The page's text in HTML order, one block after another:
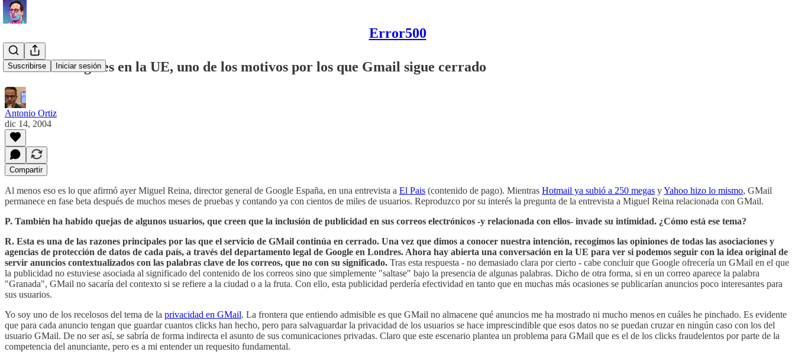
Error500
Suscribirse Iniciar sesión
Problemas legales en la UE, uno de los motivos por los que Gmail sigue cerrado
Antonio Ortiz
dic 14, 2004
Compartir
Al menos eso es lo que afirmó ayer Miguel Reina, director general de Google España, en una entrevista a El Pais (contenido de pago). Mientras Hotmail ya subió a 250 megas yYahoo hizo lo mismo, GMail
permanece en fase beta después de muchos meses de pruebas y contando ya con cientos de miles de usuarios. Reproduzco por su interés la pregunta de la entrevista a Miguel Reina relacionada con GMail.
P. También ha habido quejas de algunos usuarios, que creen que la inclusión de publicidad en sus correos electrónicos -y relacionada con ellos- invade su intimidad. ¿Cómo está ese tema?
R. Esta es una de las razones principales por las que el servicio de GMail continúa en cerrado. Una vez que dimos a conocer nuestra intención, recogimos las opiniones de todas las asociaciones y
agencias de protección de datos de cada país, a través del departamento legal de Google en Londres. Ahora hay abierta una conversación en la UE para ver si podemos seguir con la idea original de
servir anuncios contextualizados con las palabras clave de los correos, que no con su significado. Tras esta respuesta - no demasiado clara por cierto - cabe concluir que Google ofrecería un GMail en el que
la publicidad no estuviese asociada al significado del contenido de los correos sino que simplemente "saltase" bajo la presencia de algunas palabras. Dicho de otra forma, si en un correo aparece la palabra
"Granada", GMail no sacaría del contexto si se refiere a la ciudad o a la fruta. Con ello, esta publicidad perdería efectividad en tanto que en muchas más ocasiones se publicarían anuncios poco interesantes para
sus usuarios.
Yo soy uno de los recelosos del tema de la privacidad en GMail. La frontera que entiendo admisible es que GMail no almacene qué anuncios me ha mostrado ni mucho menos en cuáles he pinchado. Es evidente
que para cada anuncio tengan que guardar cuantos clicks han hecho, pero para salvaguardar la privacidad de los usuarios se hace imprescindible que esos datos no se puedan cruzar en ningún caso con los del
usuario GMail. De no ser así, se sabría de forma indirecta el asunto de sus comunicaciones privadas. Claro que este escenario plantea un problema para GMail que es el de los clicks fraudelentos por parte de la
competencia del anunciante, pero es a mi entender un requesito fundamental.